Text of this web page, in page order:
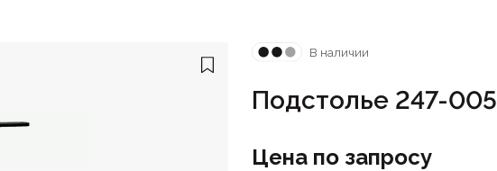
В наличии
Подстолье 247-005
Цена по запросу